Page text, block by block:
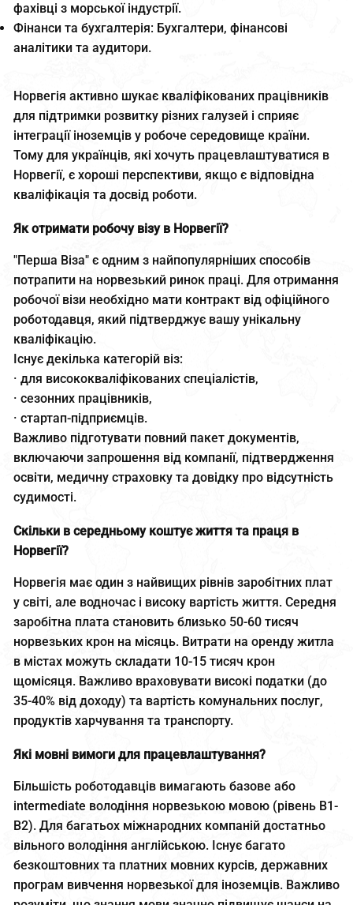
фахівці з морської індустрії.
Фінанси та бухгалтерія: Бухгалтери, фінансові
аналітики та аудитори.
Норвегія активно шукає кваліфікованих працівників
для підтримки розвитку різних галузей і сприяє
інтеграції іноземців у робоче середовище країни.
Тому для українців, які хочуть працевлаштуватися в
Норвегії, є хороші перспективи, якщо є відповідна
кваліфікація та досвід роботи.
Як отримати робочу візу в Норвегії?
"Перша Віза" є одним з найпопулярніших способів
потрапити на норвезький ринок праці. Для отримання
робочої візи необхідно мати контракт від офіційного
роботодавця, який підтверджує вашу унікальну
кваліфікацію.
Існує декілька категорій віз:
· для висококваліфікованих спеціалістів,
· сезонних працівників,
· стартап-підприємців.
Важливо підготувати повний пакет документів,
включаючи запрошення від компанії, підтвердження
освіти, медичну страховку та довідку про відсутність
судимості.
Скільки в середньому коштує життя та праця в
Норвегії?
Норвегія має один з найвищих рівнів заробітних плат
у світі, але водночас і високу вартість життя. Середня
заробітна плата становить близько 50-60 тисяч
норвезьких крон на місяць. Витрати на оренду житла
в містах можуть складати 10-15 тисяч крон
щомісяця. Важливо враховувати високі податки (до
35-40% від доходу) та вартість комунальних послуг,
продуктів харчування та транспорту.
Які мовні вимоги для працевлаштування?
Більшість роботодавців вимагають базове або
intermediate володіння норвезькою мовою (рівень B1-
B2). Для багатьох міжнародних компаній достатньо
вільного володіння англійською. Існує багато
безкоштовних та платних мовних курсів, державних
програм вивчення норвезької для іноземців. Важливо